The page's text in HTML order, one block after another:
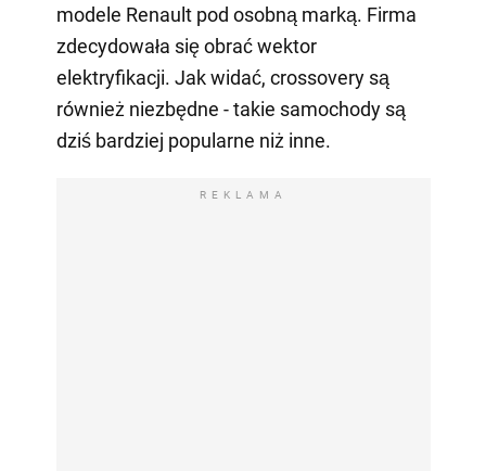
modele Renault pod osobną marką. Firma
zdecydowała się obrać wektor
elektryfikacji. Jak widać, crossovery są
również niezbędne - takie samochody są
dziś bardziej popularne niż inne.
REKLAMA